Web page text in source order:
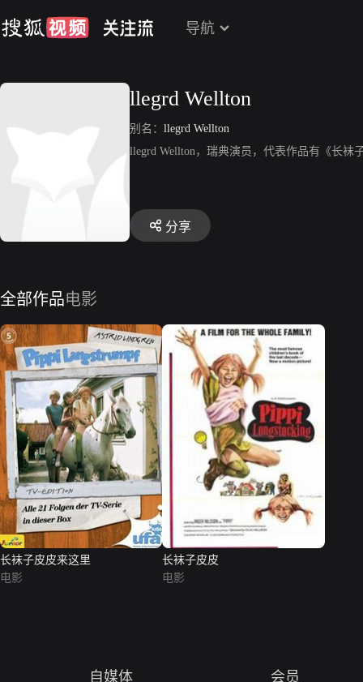
导航
llegrd Wellton
别名： llegrd Wellton
llegrd Wellton，瑞典演员，代表作品有《长袜
分享
全部作品电影
长袜子皮皮来这里
电影
长袜子皮皮
电影
自媒体 会员